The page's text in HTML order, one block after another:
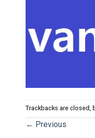
Trackbacks are closed,
← Previous